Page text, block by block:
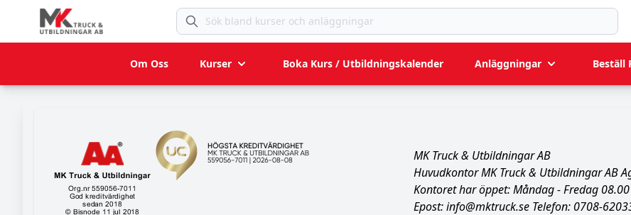
Sök bland kurser och anläggningar
Om Oss Kurser Boka Kurs / Utbildningskalender Anläggningar Beställ
MK Truck & Utbildningar AB
Huvudkontor MK Truck & Utbildningar AB
Kontoret har öppet:Måndag - Fredag
Epost:info@mktruck.se Telefon: 0708-